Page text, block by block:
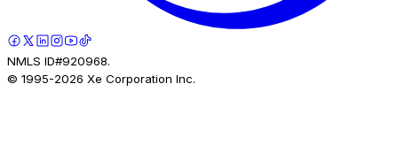
NMLS ID#920968.
© 1995-2026 Xe Corporation Inc.